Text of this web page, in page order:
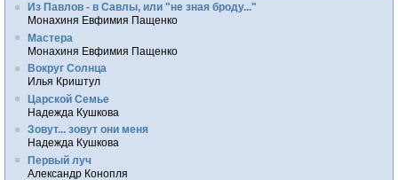
Из Павлов - в Савлы, или "не зная броду..."
Монахиня Евфимия Пащенко
Мастера
Монахиня Евфимия Пащенко
Вокруг Солнца
Илья Криштул
Царской Семье
Надежда Кушкова
Зовут... зовут они меня
Надежда Кушкова
Первый луч
Александр Конопля